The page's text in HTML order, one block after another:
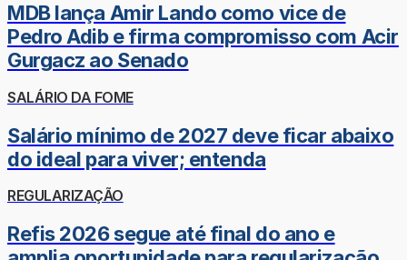
MDB lança Amir Lando como vice de
Pedro Adib e firma compromisso com Acir
Gurgacz ao Senado
SALÁRIO DA FOME
Salário mínimo de 2027 deve ficar abaixo
do ideal para viver; entenda
REGULARIZAÇÃO
Refis 2026 segue até final do ano e